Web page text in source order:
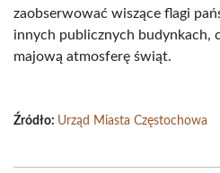
zaobserwować wiszące flagi
innych publicznych budynkach,
majową atmosferę świąt.
Źródło: Urząd Miasta Częstochowa